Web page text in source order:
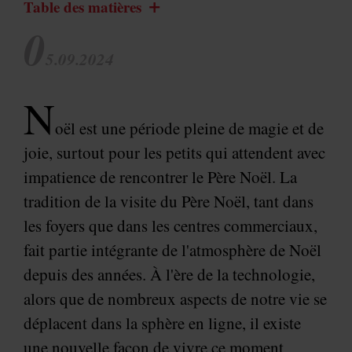
Table des matières
Noël est une période pleine de magie et de
joie, surtout pour les petits qui attendent avec
impatience de rencontrer le Père Noël. La
tradition de la visite du Père Noël, tant dans
les foyers que dans les centres commerciaux,
fait partie intégrante de l'atmosphère de Noël
depuis des années. À l'ère de la technologie,
alors que de nombreux aspects de notre vie se
déplacent dans la sphère en ligne, il existe
une nouvelle façon de vivre ce moment